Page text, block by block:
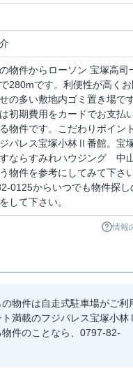
物件からローソン 宝塚高司
280mです。利便性が高くお
の多い敷地内ゴミ置き場です
初期費用をカードでお支払
物件です。こだわりポイン
パレス宝塚小林Ⅱ番館。宝
ならすみれハウジング 中
物件を参考にしてみて下さい
0125からいつでも物件探し
して下さい。
情報
物件は自走式駐車場がご利
満載のフジパレス宝塚小林
件のことなら、0797-82-